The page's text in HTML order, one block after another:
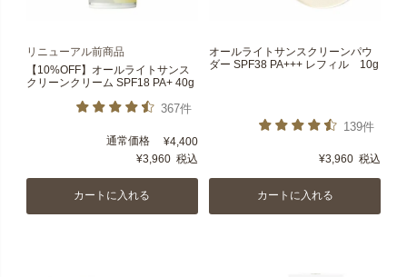
リニューアル前商品
【10%OFF】オールライトサンス
クリーンクリーム SPF18 PA+ 40g
367件
通常価格 ¥4,400
¥3,960 税込
カートに入れる
オールライトサンスクリーンパウ
ダー SPF38 PA+++ レフィル 10g
139件
¥3,960 税込
カートに入れる